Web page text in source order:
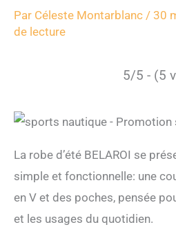
Par Céleste Montarblanc / 30
de lecture
5/5 - (5
La robe d’été BELAROI se
simple et fonctionnelle: une
en V et des poches, pensée
et les usages du quotidien.